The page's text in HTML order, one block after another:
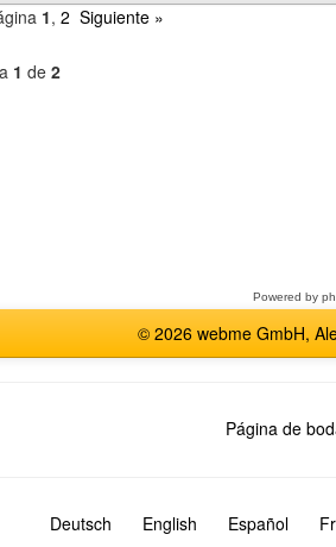
1, 2 Siguiente »
1 de 2
Powered by
© 2026 webme GmbH,
Página de
Deutsch English Español